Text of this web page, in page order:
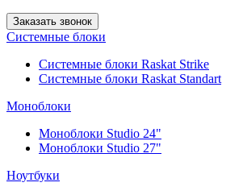
Заказать звонок
Системные блоки
Системные блоки Raskat Strike
Системные блоки Raskat Standart
Моноблоки
Моноблоки Studio 24"
Моноблоки Studio 27"
Ноутбуки